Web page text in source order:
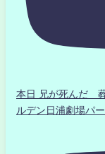
本日 兄が死んだ
ルデン日浦劇場パ